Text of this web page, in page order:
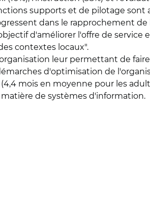
supports et de pilotage
dans le rapprochement
d'améliorer l'offre de service
contextes locaux".
leur permettant de
d'optimisation de
mois en moyenne pour les
de systèmes d'information.